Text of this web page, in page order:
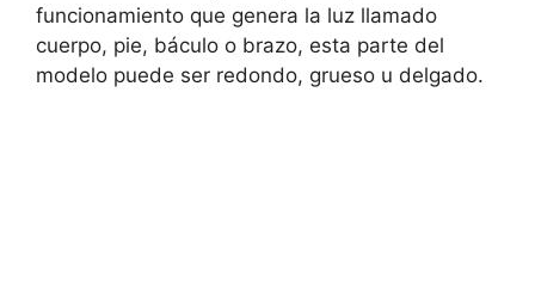
funcionamiento que genera la luz llamado
cuerpo, pie, báculo o brazo, esta parte del
modelo puede ser redondo, grueso u delgado.